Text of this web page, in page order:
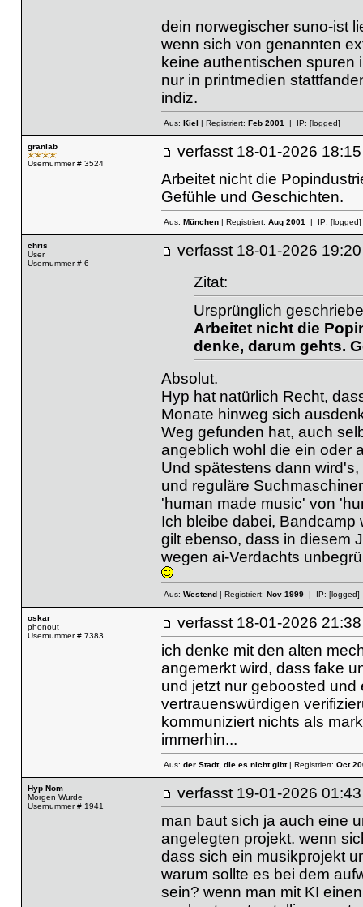
dein norwegischer suno-ist
wenn sich von genannten
keine authentischen spuren
nur in printmedien
indiz.
Aus: Kiel | Registriert: Feb 2001| IP: [logged]
granlab
Usernummer # 3524
verfasst 18-01-2026
Arbeitet nicht die
Gefühle und Geschichten.
Aus: München| Registriert: Aug 2001| IP: [logged]
chris
User
Usernummer # 6
verfasst 18-01-2026
Zitat:
Ursprünglich
Arbeitet nicht die
denke, darum gehts.
Absolut.
Hyp hat natürlich Recht,
Monate hinweg sich
Weg gefunden hat, auch
angeblich wohl die ein oder
Und spätestens dann
und reguläre
'human made music' von
Ich bleibe dabei,
gilt ebenso, dass in diesem
wegen ai-Verdachts
Aus: Westend| Registriert: Nov 1999| IP: [logged]
oskar
phonout
Usernummer # 7383
verfasst 18-01-2026
ich denke mit den alten
angemerkt wird, dass fake
und jetzt nur geboosted
vertrauenswürdigen
kommuniziert nichts als
immerhin...
Aus: der Stadt, die es nicht gibt| Registriert: Oct
Hyp Nom
Morgen Wurde
Usernummer # 1941
verfasst 19-01-2026
man baut sich ja auch eine
angelegten projekt. wenn
dass sich ein musikprojekt
warum sollte es bei dem
sein? wenn man mit KI